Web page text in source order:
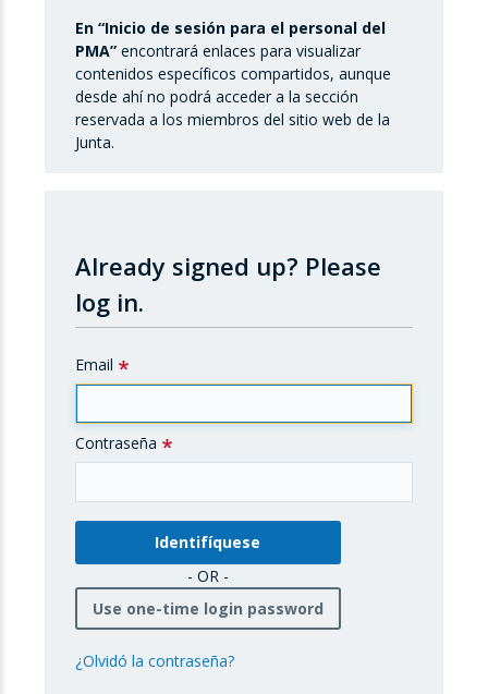
En “Inicio de sesión para el personal del
PMA” encontrará enlaces para visualizar
contenidos específicos compartidos, aunque
desde ahí no podrá acceder a la sección
reservada a los miembros del sitio web de la
Junta.
Already signed up? Please
log in.
Email
Contraseña
- OR -
Use one-time login password
¿Olvidó la contraseña?